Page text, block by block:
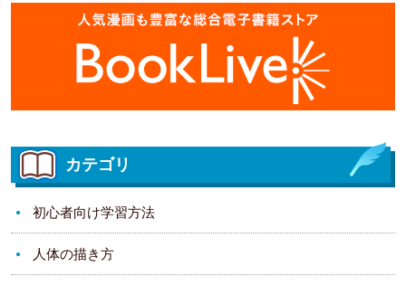
カテゴリ
初心者向け学習方法
人体の描き方